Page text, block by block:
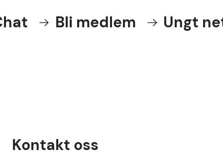
Bli medlem Ungt
Kontakt oss